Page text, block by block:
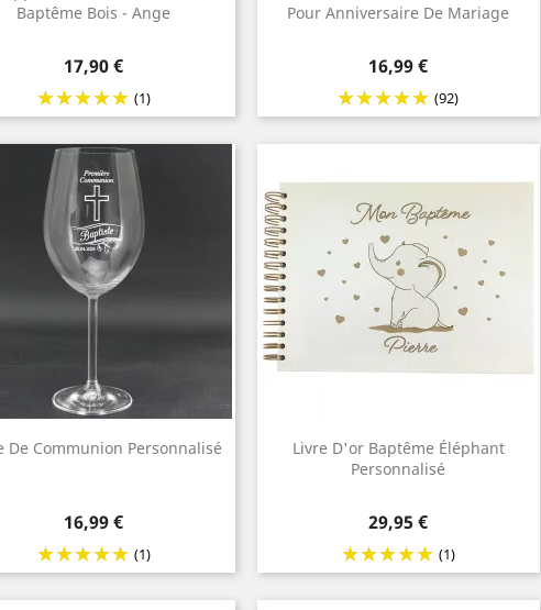
Baptême Bois - Ange
Prix
17,90 €
(1)
Pour Anniversaire De Mariage
Prix
16,99 €
(92)
De Communion Personnalisé
Prix
16,99 €
(1)
Livre D'or Baptême Éléphant
Personnalisé
Prix
29,95 €
(1)